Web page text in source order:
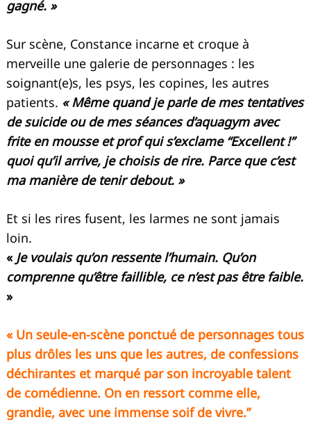
gagné. »
Sur scène, Constance incarne et croque à
merveille une galerie de personnages : les
soignant(e)s, les psys, les copines, les autres
patients. « Même quand je parle de mes tentatives
de suicide ou de mes séances d’aquagym avec
frite en mousse et prof qui s’exclame “Excellent !”
quoi qu’il arrive, je choisis de rire. Parce que c’est
ma manière de tenir debout. »
Et si les rires fusent, les larmes ne sont jamais
loin.
« Je voulais qu’on ressente l’humain. Qu’on
comprenne qu’être faillible, ce n’est pas être faible.
»
« Un seule-en-scène ponctué de personnages tous
plus drôles les uns que les autres, de confessions
déchirantes et marqué par son incroyable talent
de comédienne. On en ressort comme elle,
grandie, avec une immense soif de vivre.”